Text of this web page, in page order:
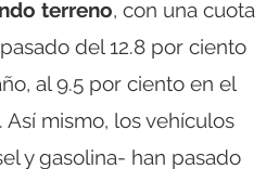
terreno, con una cuota
del 12.8 por ciento
al 9.5 por ciento en el
mismo, los vehículos
y gasolina- han pasado